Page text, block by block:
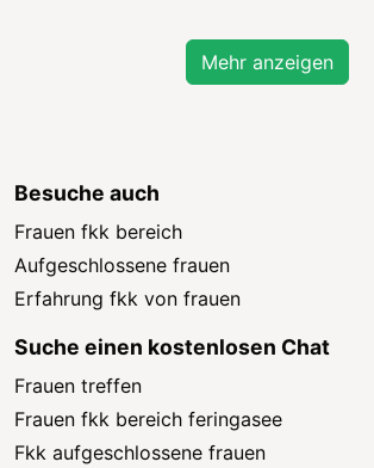
Mehr anzeigen
Besuche auch
Frauen fkk bereich
Aufgeschlossene frauen
Erfahrung fkk von frauen
Suche einen kostenlosen Chat
Frauen treffen
Frauen fkk bereich feringasee
Fkk aufgeschlossene frauen